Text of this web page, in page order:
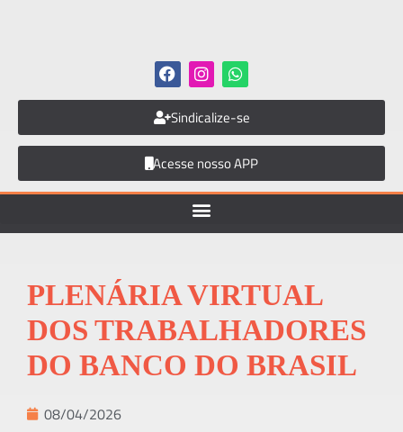
Sindicalize-se
Acesse nosso APP
PLENÁRIA VIRTUAL
DOS TRABALHADORES
DO BANCO DO BRASIL
08/04/2026